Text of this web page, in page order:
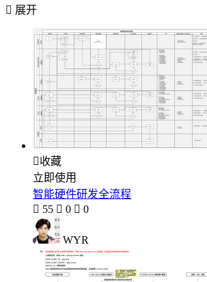
 展开
收藏
立即使用
智能硬件研发全流程
 55  0  0
WYR